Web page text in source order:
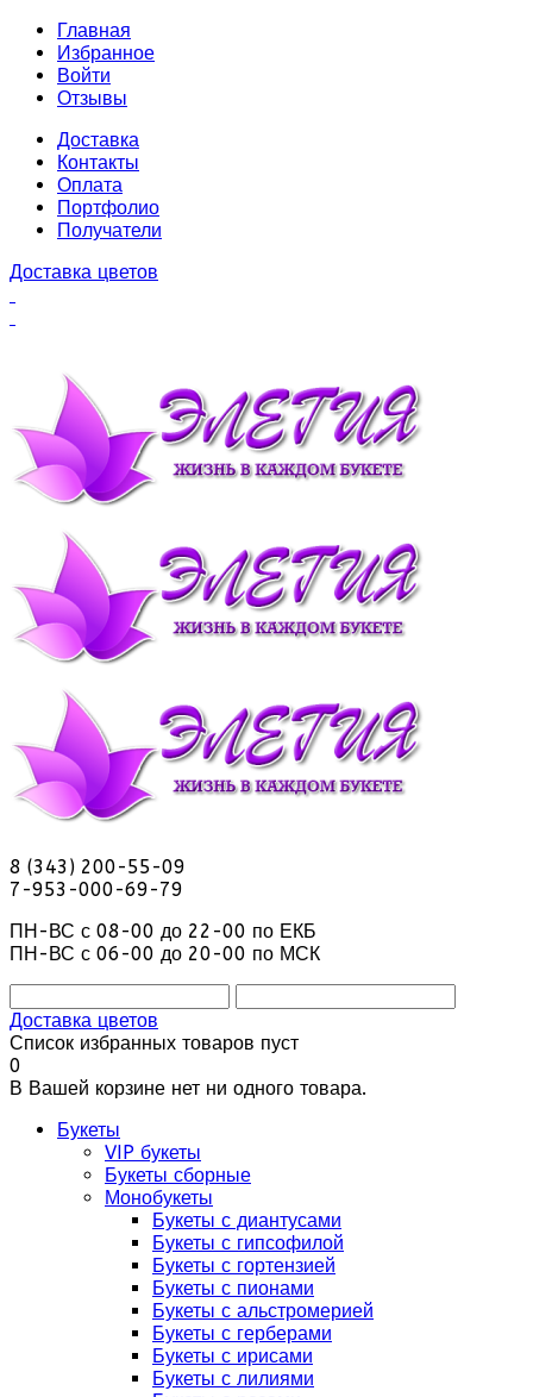
Главная
Избранное
Войти
Отзывы
Доставка
Контакты
Оплата
Портфолио
Получатели
Доставка цветов
8 (343) 200-55-09
7-953-000-69-79
ПН-ВС с 08-00 до 22-00 по ЕКБ
ПН-ВС с 06-00 до 20-00 по МСК
Доставка цветов
Список избранных товаров пуст
0
В Вашей корзине нет ни одного товара.
Букеты
VIP букеты
Букеты сборные
Монобукеты
Букеты с диантусами
Букеты с гипсофилой
Букеты с гортензией
Букеты с пионами
Букеты с альстромерией
Букеты с герберами
Букеты с ирисами
Букеты с лилиями